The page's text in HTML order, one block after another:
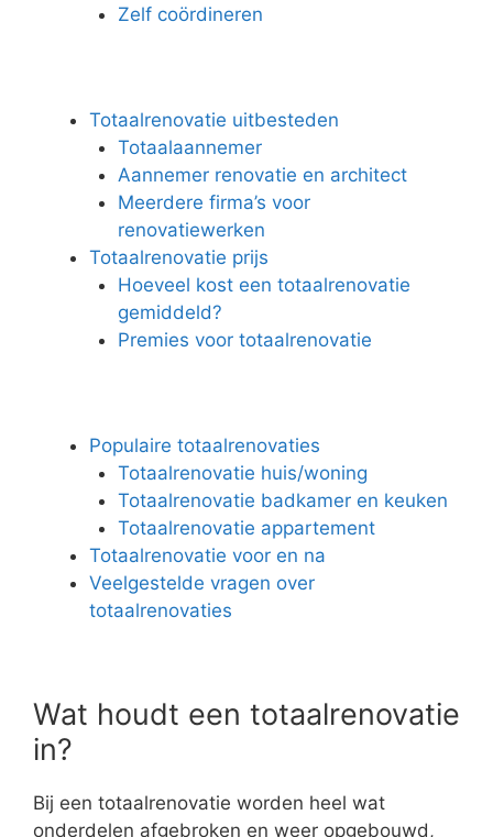
Zelf coördineren
Totaalrenovatie uitbesteden
Totaalaannemer
Aannemer renovatie en architect
Meerdere firma’s voor
renovatiewerken
Totaalrenovatie prijs
Hoeveel kost een totaalrenovatie
gemiddeld?
Premies voor totaalrenovatie
Populaire totaalrenovaties
Totaalrenovatie huis/woning
Totaalrenovatie badkamer en keuken
Totaalrenovatie appartement
Totaalrenovatie voor en na
Veelgestelde vragen over
totaalrenovaties
Wat houdt een totaalrenovatie
in?
Bij een totaalrenovatie worden heel wat
onderdelen afgebroken en weer opgebouwd,